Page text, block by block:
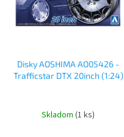
Disky AOSHIMA AO05426 -
Trafficstar DTX 20inch (1:24)
Skladom (1 ks)